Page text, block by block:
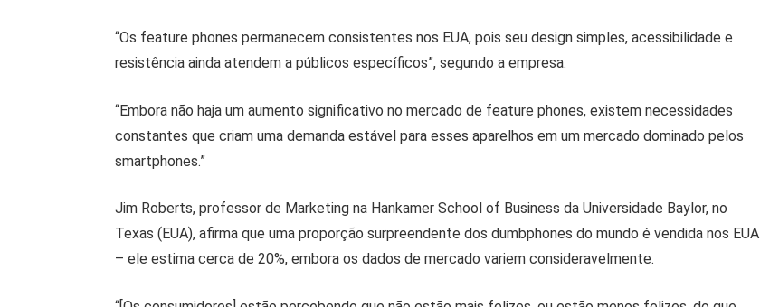
“Os feature phones permanecem consistentes nos EUA, pois seu design simples, acessibilidade e
resistência ainda atendem a públicos específicos”, segundo a empresa.
“Embora não haja um aumento significativo no mercado de feature phones, existem necessidades
constantes que criam uma demanda estável para esses aparelhos em um mercado dominado pelos
smartphones.”
Jim Roberts, professor de Marketing na Hankamer School of Business da Universidade Baylor, no
Texas (EUA), afirma que uma proporção surpreendente dos dumbphones do mundo é vendida nos EUA
– ele estima cerca de 20%, embora os dados de mercado variem consideravelmente.